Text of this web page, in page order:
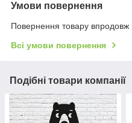
Умови повернення
Повернення товару впродовж
Всі умови повернення
Подібні товари компанії